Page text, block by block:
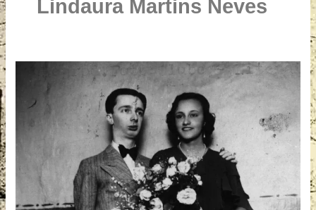
e
Lindaura Martins Neves
em